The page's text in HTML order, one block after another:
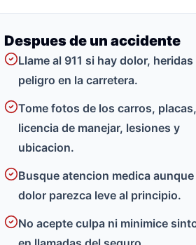
Despues de un accidente
Llame al 911 si hay dolor, heridas
peligro en la carretera.
Tome fotos de los carros, placas,
licencia de manejar, lesiones y
ubicacion.
Busque atencion medica aunque
dolor parezca leve al principio.
No acepte culpa ni minimice